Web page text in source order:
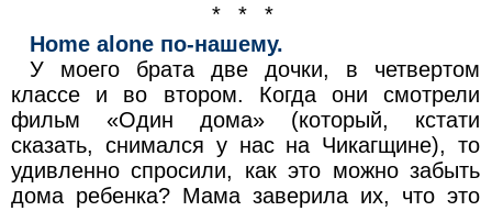
* * *
Home alone по-нашему.
У моего брата две дочки, в четвертом
классе и во втором. Когда они смотрели
фильм «Один дома» (который, кстати
сказать, снимался у нас на Чикагщине), то
удивленно спросили, как это можно забыть
дома ребенка? Мама заверила их, что это